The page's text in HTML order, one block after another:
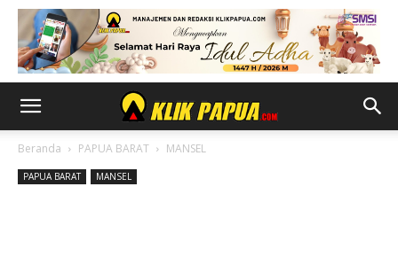
Beranda PAPUA BARAT MANSEL
PAPUA BARAT MANSEL